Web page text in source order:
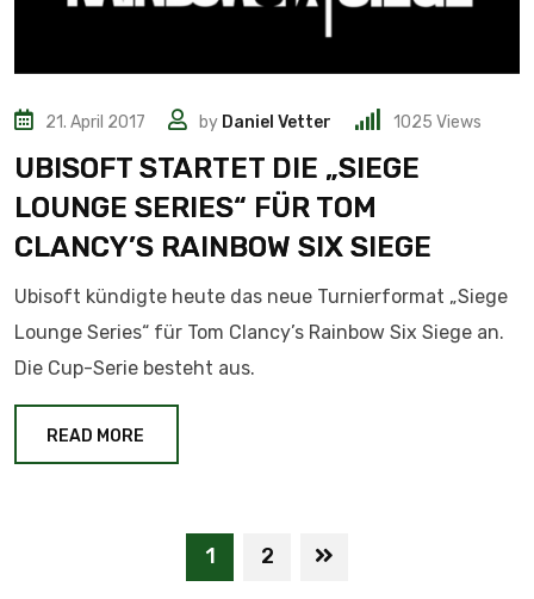
21. April 2017 by Daniel Vetter 1025 Views
UBISOFT STARTET DIE „SIEGE
LOUNGE SERIES“ FÜR TOM
CLANCY’S RAINBOW SIX SIEGE
Ubisoft kündigte heute das neue Turnierformat „Siege
Lounge Series“ für Tom Clancy’s Rainbow Six Siege an.
Die Cup-Serie besteht aus.
READ MORE
1 2